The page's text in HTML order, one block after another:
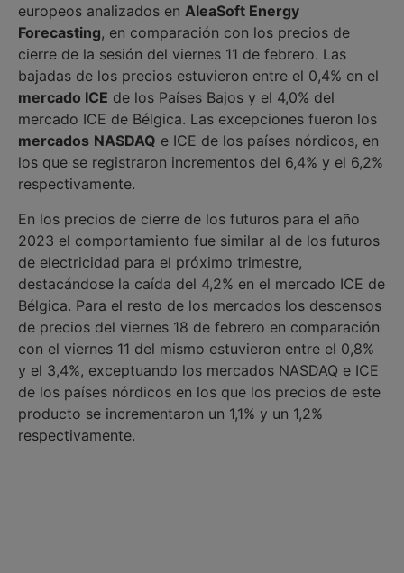
europeos analizados en AleaSoft Energy
Forecasting, en comparación con los precios de
cierre de la sesión del viernes 11 de febrero. Las
bajadas de los precios estuvieron entre el 0,4% en el
mercado ICE de los Países Bajos y el 4,0% del
mercado ICE de Bélgica. Las excepciones fueron los
mercados NASDAQ e ICE de los países nórdicos, en
los que se registraron incrementos del 6,4% y el 6,2%
respectivamente.
En los precios de cierre de los futuros para el año
2023 el comportamiento fue similar al de los futuros
de electricidad para el próximo trimestre,
destacándose la caída del 4,2% en el mercado ICE de
Bélgica. Para el resto de los mercados los descensos
de precios del viernes 18 de febrero en comparación
con el viernes 11 del mismo estuvieron entre el 0,8%
y el 3,4%, exceptuando los mercados NASDAQ e ICE
de los países nórdicos en los que los precios de este
producto se incrementaron un 1,1% y un 1,2%
respectivamente.